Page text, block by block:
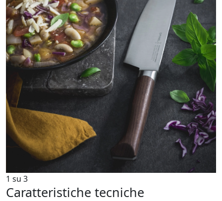
1 su 3
Caratteristiche tecniche